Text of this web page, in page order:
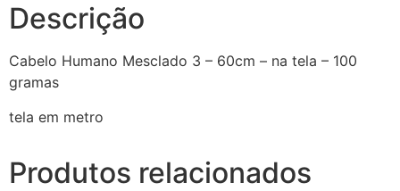
Descrição
Cabelo Humano Mesclado 3 – 60cm – na tela – 100
gramas
tela em metro
Produtos relacionados